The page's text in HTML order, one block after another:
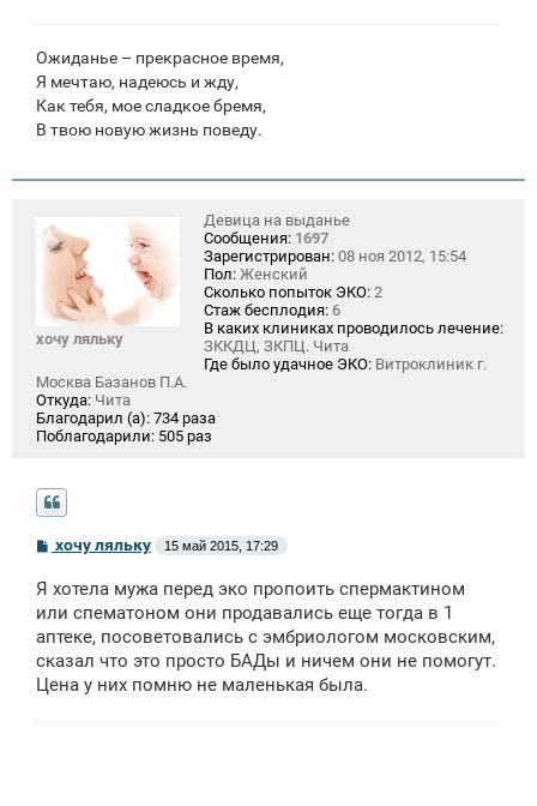
Ожиданье – прекрасное время,
Я мечтаю, надеюсь и жду,
Как тебя, мое сладкое бремя,
В твою новую жизнь поведу.
хочу ляльку
Девица на выданье
Сообщения: 1697
Зарегистрирован: 08 ноя 2012, 15:54
Пол: Женский
Сколько попыток ЭКО: 2
Стаж бесплодия: 6
В каких клиниках проводилось лечение:
ЗККДЦ, ЗКПЦ. Чита
Где было удачное ЭКО: Витроклиник г.
Москва Базанов П.А.
Откуда: Чита
Благодарил (а): 734 раза
Поблагодарили: 505 раз
С
б
щ
н
и
хочу ляльку 15 май 2015, 17:29
Я хотела мужа перед эко пропоить спермактином
или спематоном они продавались еще тогда в 1
аптеке, посоветовались с эмбриологом московским,
сказал что это просто БАДы и ничем они не помогут.
Цена у них помню не маленькая была.